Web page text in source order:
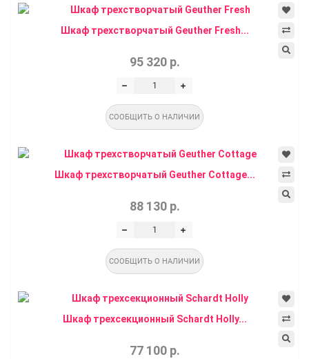
Шкаф трехстворчатый Geuther Fresh...
95 320 р.
СООБЩИТЬ О НАЛИЧИИ
Шкаф трехстворчатый Geuther Cottage...
88 130 р.
СООБЩИТЬ О НАЛИЧИИ
Шкаф трехсекционный Schardt Holly...
77 100 р.